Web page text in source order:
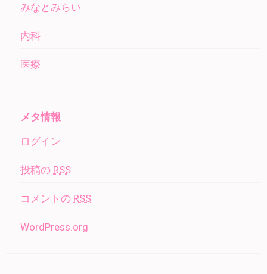
みなとみらい
内科
医療
メタ情報
ログイン
投稿の RSS
コメントの RSS
WordPress.org